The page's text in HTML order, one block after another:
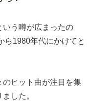
いう噂が広まったの
ら1980年代にかけてと
ヒット曲が注目を集
した。